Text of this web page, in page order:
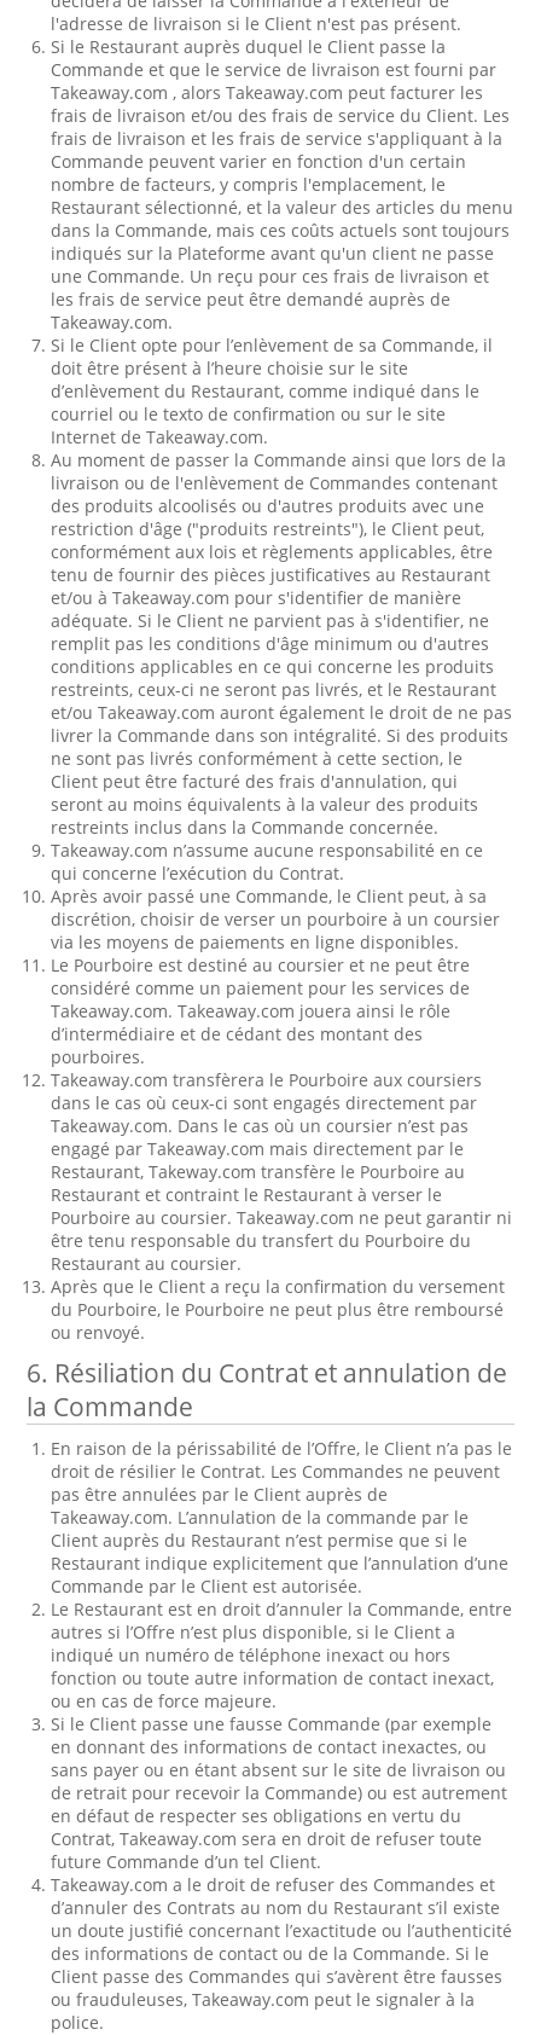
l'adresse de livraison si le Client n'est pas présent.
Si le Restaurant auprès duquel le Client passe la
Commande et que le service de livraison est fourni par
Takeaway.com , alors Takeaway.com peut facturer les
frais de livraison et/ou des frais de service du Client. Les
frais de livraison et les frais de service s'appliquant à la
Commande peuvent varier en fonction d'un certain
nombre de facteurs, y compris l'emplacement, le
Restaurant sélectionné, et la valeur des articles du menu
dans la Commande, mais ces coûts actuels sont toujours
indiqués sur la Plateforme avant qu'un client ne passe
une Commande. Un reçu pour ces frais de livraison et
les frais de service peut être demandé auprès de
Takeaway.com.
Si le Client opte pour l’enlèvement de sa Commande, il
doit être présent à l’heure choisie sur le site
d’enlèvement du Restaurant, comme indiqué dans le
courriel ou le texto de confirmation ou sur le site
Internet de Takeaway.com.
Au moment de passer la Commande ainsi que lors de la
livraison ou de l'enlèvement de Commandes contenant
des produits alcoolisés ou d'autres produits avec une
restriction d'âge ("produits restreints"), le Client peut,
conformément aux lois et règlements applicables, être
tenu de fournir des pièces justificatives au Restaurant
et/ou à Takeaway.com pour s'identifier de manière
adéquate. Si le Client ne parvient pas à s'identifier, ne
remplit pas les conditions d'âge minimum ou d'autres
conditions applicables en ce qui concerne les produits
restreints, ceux-ci ne seront pas livrés, et le Restaurant
et/ou Takeaway.com auront également le droit de ne pas
livrer la Commande dans son intégralité. Si des produits
ne sont pas livrés conformément à cette section, le
Client peut être facturé des frais d'annulation, qui
seront au moins équivalents à la valeur des produits
restreints inclus dans la Commande concernée.
Takeaway.com n’assume aucune responsabilité en ce
qui concerne l’exécution du Contrat.
Après avoir passé une Commande, le Client peut, à sa
discrétion, choisir de verser un pourboire à un coursier
via les moyens de paiements en ligne disponibles.
Le Pourboire est destiné au coursier et ne peut être
considéré comme un paiement pour les services de
Takeaway.com. Takeaway.com jouera ainsi le rôle
d’intermédiaire et de cédant des montant des
pourboires.
Takeaway.com transfèrera le Pourboire aux coursiers
dans le cas où ceux-ci sont engagés directement par
Takeaway.com. Dans le cas où un coursier n’est pas
engagé par Takeaway.com mais directement par le
Restaurant, Takeway.com transfère le Pourboire au
Restaurant et contraint le Restaurant à verser le
Pourboire au coursier. Takeaway.com ne peut garantir ni
être tenu responsable du transfert du Pourboire du
Restaurant au coursier.
Après que le Client a reçu la confirmation du versement
du Pourboire, le Pourboire ne peut plus être remboursé
ou renvoyé.
6. Résiliation du Contrat et annulation de
la Commande
En raison de la périssabilité de l’Offre, le Client n’a pas le
droit de résilier le Contrat. Les Commandes ne peuvent
pas être annulées par le Client auprès de
Takeaway.com. L’annulation de la commande par le
Client auprès du Restaurant n’est permise que si le
Restaurant indique explicitement que l’annulation d’une
Commande par le Client est autorisée.
Le Restaurant est en droit d’annuler la Commande, entre
autres si l’Offre n’est plus disponible, si le Client a
indiqué un numéro de téléphone inexact ou hors
fonction ou toute autre information de contact inexact,
ou en cas de force majeure.
Si le Client passe une fausse Commande (par exemple
en donnant des informations de contact inexactes, ou
sans payer ou en étant absent sur le site de livraison ou
de retrait pour recevoir la Commande) ou est autrement
en défaut de respecter ses obligations en vertu du
Contrat, Takeaway.com sera en droit de refuser toute
future Commande d’un tel Client.
Takeaway.com a le droit de refuser des Commandes et
d’annuler des Contrats au nom du Restaurant s’il existe
un doute justifié concernant l’exactitude ou l’authenticité
des informations de contact ou de la Commande. Si le
Client passe des Commandes qui s’avèrent être fausses
ou frauduleuses, Takeaway.com peut le signaler à la
police.